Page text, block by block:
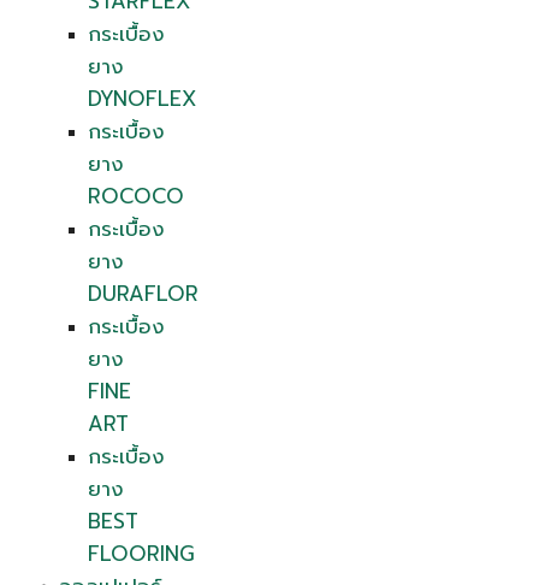
กระเบื้อง
ยาง
DYNOFLEX
กระเบื้อง
ยาง
ROCOCO
กระเบื้อง
ยาง
DURAFLOR
กระเบื้อง
ยาง
FINE
ART
กระเบื้อง
ยาง
BEST
FLOORING